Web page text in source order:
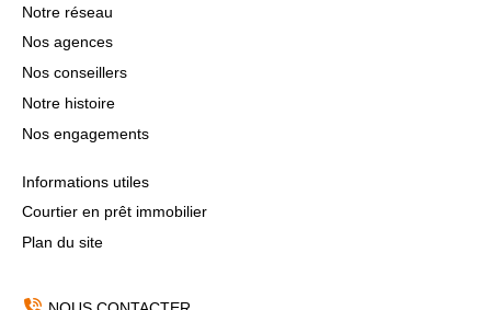
Notre réseau
Nos agences
Nos conseillers
Notre histoire
Nos engagements
Informations utiles
Courtier en prêt immobilier
Plan du site